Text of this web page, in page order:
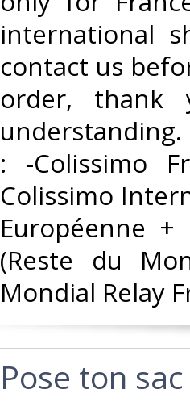
international
contact us
order, thank
: -Colissimo
Colissimo
Européenne
(Reste du
Mondial Relay
‎Pose ton